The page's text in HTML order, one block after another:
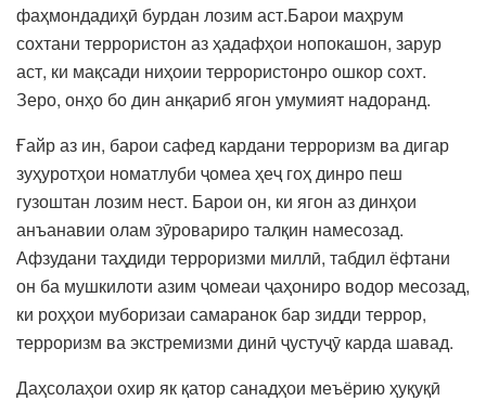
фаҳмондадиҳӣ бурдан лозим аст.Барои маҳрум
сохтани террористон аз ҳадафҳои нопокашон, зарур
аст, ки мақсади ниҳоии террористонро ошкор сохт.
Зеро, онҳо бо дин анқариб ягон умумият надоранд.
Ғайр аз ин, барои сафед кардани терроризм ва дигар
зуҳуротҳои номатлуби ҷомеа ҳеҷ гоҳ динро пеш
гузоштан лозим нест. Барои он, ки ягон аз динҳои
анъанавии олам зӯровариро талқин намесозад.
Афзудани таҳдиди терроризми миллӣ, табдил ёфтани
он ба мушкилоти азим ҷомеаи ҷаҳониро водор месозад,
ки роҳҳои муборизаи самаранок бар зидди террор,
терроризм ва экстремизми динӣ ҷустуҷӯ карда шавад.
Даҳсолаҳои охир як қатор санадҳои меъёрию ҳуқуқӣ